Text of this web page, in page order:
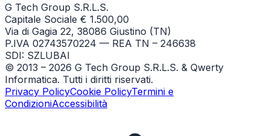
G Tech Group S.R.L.S.
Capitale Sociale € 1.500,00
Via di Gagia 22, 38086 Giustino (TN)
P.IVA 02743570224 — REA TN – 246638
SDI: SZLUBAI
© 2013 – 2026 G Tech Group S.R.L.S. & Qwerty
Informatica. Tutti i diritti riservati.
Privacy PolicyCookie PolicyTermini e
CondizioniAccessibilità